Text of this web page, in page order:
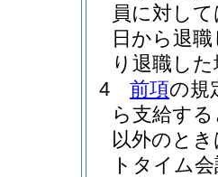
員に対し
日から退
り退職し
4
前項の規
ら支給す
以外のと
トタイム